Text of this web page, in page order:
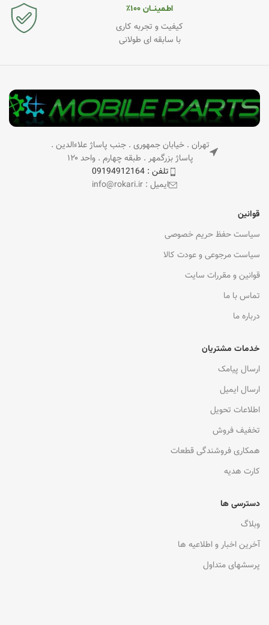
اطـمینــان ۱۰۰٪
کیفیت و تجربه کاری
با سابقه ای طولانی
تهران . خیابان جمهوری . جنب پاساژ علاءالدین .
پاساژ بزرگمهر . طبقه چهارم . واحد ۱۲۰
تلفن : 09194912164
ایمیل : info@rokari.ir
قوانین
سیاست حفظ حریم خصوصی
سیاست مرجوعی و عودت کالا
قوانین و مقررات سایت
تماس با ما
درباره ما
خدمات مشتریان
ارسال پیامک
ارسال ایمیل
اطلاعات تحویل
تخفیف فروش
همکاری فروشندگی قطعات
کارت هدیه
دسترسی ها
وبلاگ
آخرین اخبار و اطلاعیه ها
پرسشهای متداول